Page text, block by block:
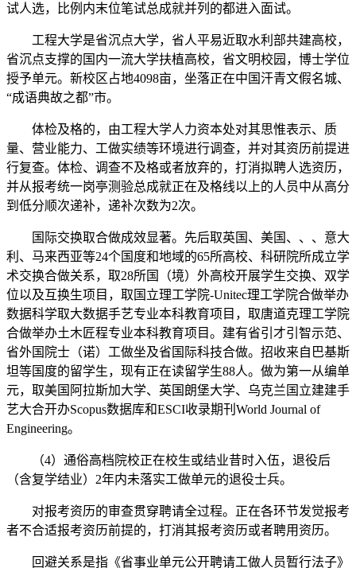
试人选，比例内末位笔试总成就并列的都进入面试。
工程大学是省沉点大学，省人平易近取水利部共建高校，
省沉点支撑的国内一流大学扶植高校，省文明校园，博士学位
授予单元。新校区占地4098亩，坐落正在中国汗青文假名城、
“成语典故之都”市。
体检及格的，由工程大学人力资本处对其思惟表示、质
量、营业能力、工做实绩等环境进行调查，并对其资历前提进
行复查。体检、调查不及格或者放弃的，打消拟聘人选资历，
并从报考统一岗亭测验总成就正在及格线以上的人员中从高分
到低分顺次递补，递补次数为2次。
国际交换取合做成效显著。先后取英国、美国、、、意大
利、马来西亚等24个国度和地域的65所高校、科研院所成立学
术交换合做关系，取28所国（境）外高校开展学生交换、双学
位以及互换生项目，取国立理工学院-Unitec理工学院合做举办
数据科学取大数据手艺专业本科教育项目，取唐道克理工学院
合做举办土木匠程专业本科教育项目。建有省引才引智示范、
省外国院士（诺）工做坐及省国际科技合做。招收来自巴基斯
坦等国度的留学生，现有正在读留学生88人。做为第一从编单
元，取美国阿拉斯加大学、英国朗堡大学、乌克兰国立建建手
艺大合开办Scopus数据库和ESCI收录期刊World Journal of
Engineering。
（4）通俗高档院校正在校生或结业昔时入伍，退役后
（含复学结业）2年内未落实工做单元的退役士兵。
对报考资历的审查贯穿聘请全过程。正在各环节发觉报考
者不合适报考资历前提的，打消其报考资历或者聘用资历。
回避关系是指《省事业单元公开聘请工做人员暂行法子》